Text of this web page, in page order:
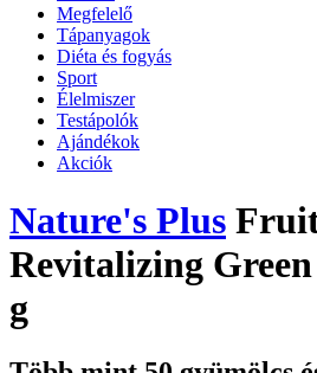
Megfelelő
Tápanyagok
Diéta és fogyás
Sport
Élelmiszer
Testápolók
Ajándékok
Akciók
Nature's Plus
Revitalizing Green
g